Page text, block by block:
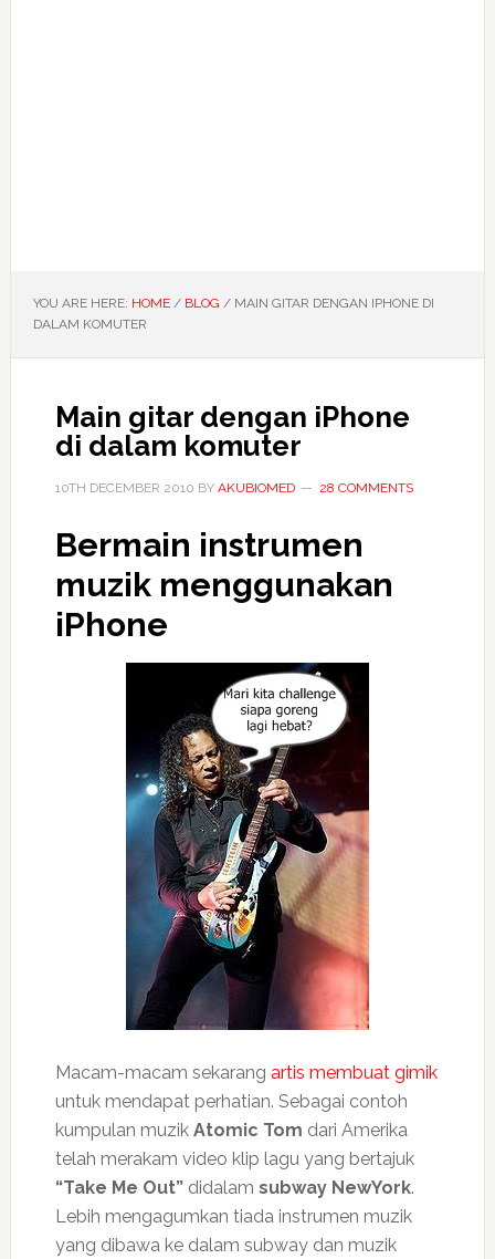
YOU ARE HERE: HOME / BLOG /MAIN GITAR DENGAN IPHONE DI
DALAM KOMUTER
Main gitar dengan iPhone
di dalam komuter
10TH DECEMBER 2010 BY AKUBIOMED 28 COMMENTS
Bermain instrumen
muzik menggunakan
iPhone
Macam-macam sekarang artis membuat gimik
untuk mendapat perhatian. Sebagai contoh
kumpulan muzik Atomic Tom dari Amerika
telah merakam video klip lagu yang bertajuk
“Take Me Out” didalam subway NewYork.
Lebih mengagumkan tiada instrumen muzik
yang dibawa ke dalam subway dan muzik